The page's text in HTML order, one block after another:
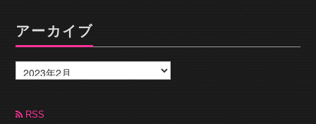
アーカイブ
ー
カ
ブ RSS